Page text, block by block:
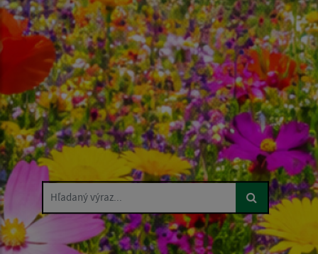
Hľadaný výraz...